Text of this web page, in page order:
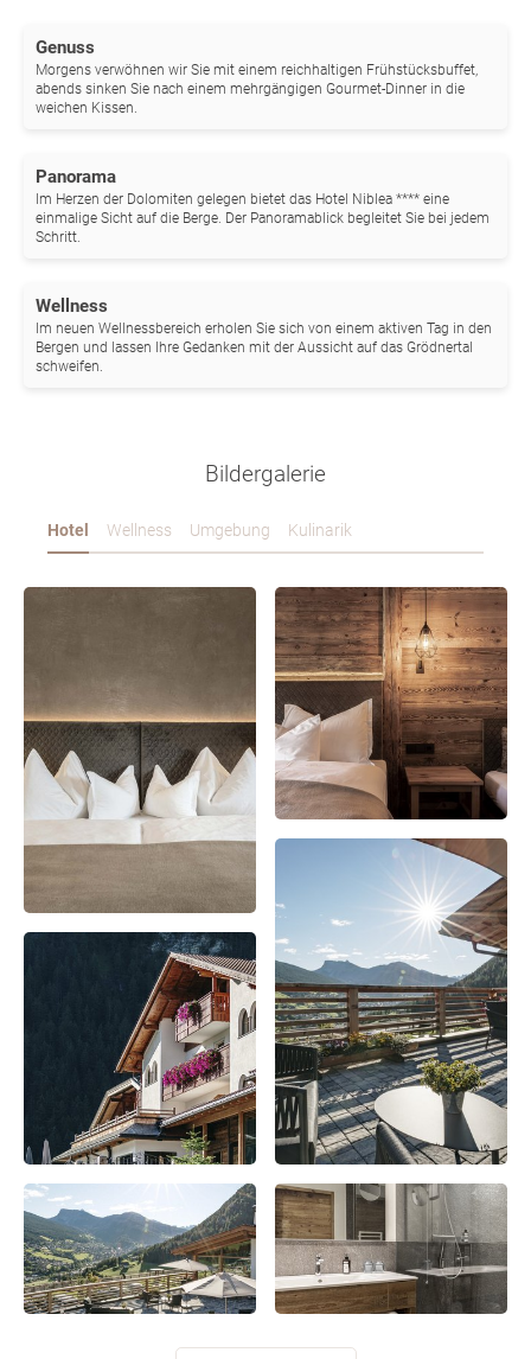
Genuss
Morgens verwöhnen wir Sie mit einem reichhaltigen Frühstücksbuffet,
abends sinken Sie nach einem mehrgängigen Gourmet-Dinner in die
weichen Kissen.
Panorama
Im Herzen der Dolomiten gelegen bietet das Hotel Niblea **** eine
einmalige Sicht auf die Berge. Der Panoramablick begleitet Sie bei jedem
Schritt.
Wellness
Im neuen Wellnessbereich erholen Sie sich von einem aktiven Tag in den
Bergen und lassen Ihre Gedanken mit der Aussicht auf das Grödnertal
schweifen.
Bildergalerie
Hotel Wellness Umgebung Kulinarik